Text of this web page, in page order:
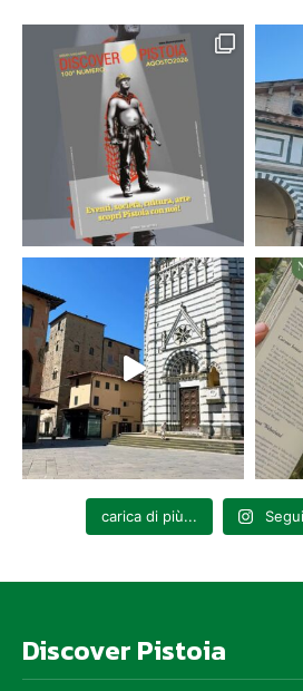
carica di più...
Discover Pistoia